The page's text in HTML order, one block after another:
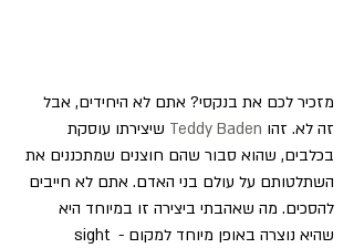
מזכיר לכם את בנקסי? אתם לא היחידים, אבל
זה לא. זהו
שיצירתו עוסקת
בכלבים, שהוא סבור שהם חוצנים שמתכננים את
השתלטותם על עולם בני האדם. אתם לא חייבים
להסכים. מה שאהבתי ביצירה זו במיוחד היא
שהיא נוצרה באופן מיוחד למקום - sight